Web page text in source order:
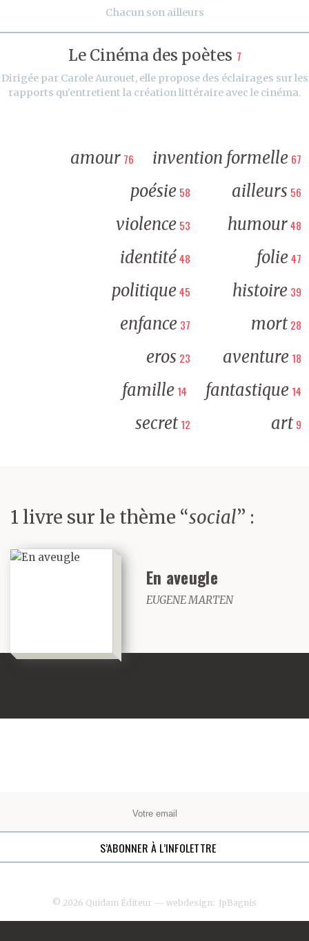
Chacun son ailleurs
Le Cinéma des poètes 7
Dirigée par Carole Aurouet, elle propose des éclairages sur les
rapports qu’entretient la création littéraire avec le cinéma.
amour 76 invention formelle 67
poésie 58 ailleurs 56
violence 53 humour48
identité48 folie47
politique45 histoire 39
enfance 37 mort 28
eros 23 aventure 18
famille 14 fantastique 14
secret 12 art 9
1 livre sur le thème “social” :
En aveugle
EUGENE MARTEN
© 2026 Quidam Éditeur — webdesign: JpBagnis